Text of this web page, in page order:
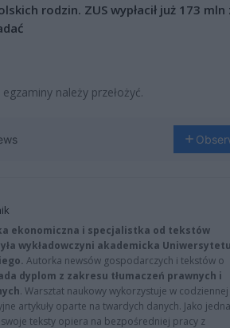
rodzin. ZUS wypłacił już 173 mln
należy przełożyć.
ekonomiczna i specjalistka od tekstów
wykładowczyni akademicka
Autorka newsów gospodarczych i tekstów o
dyplom z zakresu tłumaczeń prawnych i
. Warsztat naukowy wykorzystuje w codziennej
artykuły oparte na twardych danych. Jako
teksty opiera na bezpośredniej pracy z